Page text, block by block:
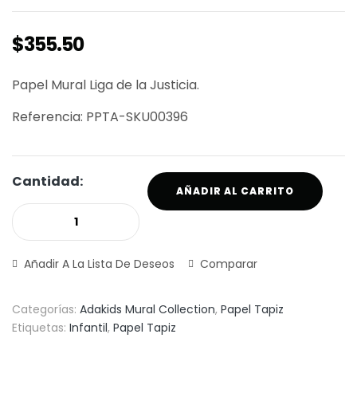
$355.50
Papel Mural Liga de la Justicia.
Referencia: PPTA-SKU00396
Cantidad:
AÑADIR AL CARRITO
Añadir A La Lista De Deseos Comparar
Categorías: Adakids Mural Collection, Papel Tapiz
Etiquetas: Infantil, Papel Tapiz